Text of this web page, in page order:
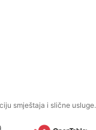
smještaja i slične usluge.